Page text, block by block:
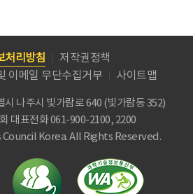
처리방침
저작권정책
이메일 무단수집거부
사이트맵
나주시 빛가람로 640 (빛가람동 352)
대표전화 061-900-2100, 2200
Korea. All Rights Reserved.